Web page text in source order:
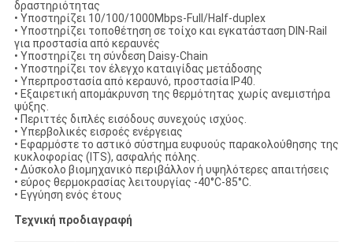
δραστηριότητας
• Υποστηρίζει 10/100/1000Mbps-Full/Half-duplex
• Υποστηρίζει τοποθέτηση σε τοίχο και εγκατάσταση DIN-Rail
για προστασία από κεραυνές
• Υποστηρίζει τη σύνδεση Daisy-Chain
• Υποστηρίζει τον έλεγχο καταιγίδας μετάδοσης
• Υπερπροστασία από κεραυνό, προστασία IP40.
• Εξαιρετική απομάκρυνση της θερμότητας χωρίς ανεμιστήρα
ψύξης.
• Περιττές διπλές εισόδους συνεχούς ισχύος.
• Υπερβολικές εισροές ενέργειας
• Εφαρμόστε το αστικό σύστημα ευφυούς παρακολούθησης της
κυκλοφορίας (ITS), ασφαλής πόλης.
• Δύσκολο βιομηχανικό περιβάλλον ή υψηλότερες απαιτήσεις
• εύρος θερμοκρασίας λειτουργίας -40°C-85°C.
• Εγγύηση ενός έτους
Τεχνική προδιαγραφή